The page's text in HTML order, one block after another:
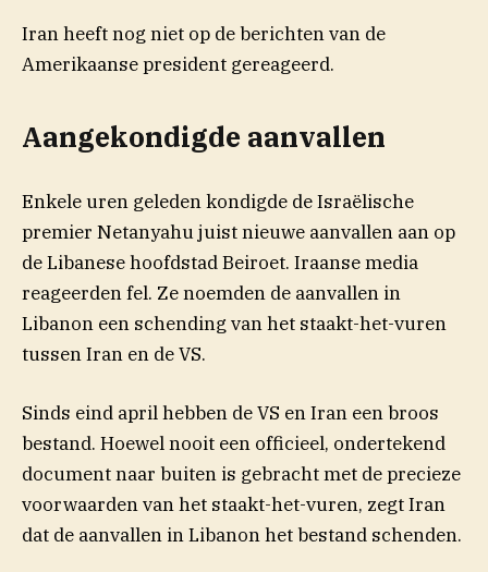
Iran heeft nog niet op de berichten van de
Amerikaanse president gereageerd.
Aangekondigde aanvallen
Enkele uren geleden kondigde de Israëlische
premier Netanyahu juist nieuwe aanvallen aan op
de Libanese hoofdstad Beiroet. Iraanse media
reageerden fel. Ze noemden de aanvallen in
Libanon een schending van het staakt-het-vuren
tussen Iran en de VS.
Sinds eind april hebben de VS en Iran een broos
bestand. Hoewel nooit een officieel, ondertekend
document naar buiten is gebracht met de precieze
voorwaarden van het staakt-het-vuren, zegt Iran
dat de aanvallen in Libanon het bestand schenden.